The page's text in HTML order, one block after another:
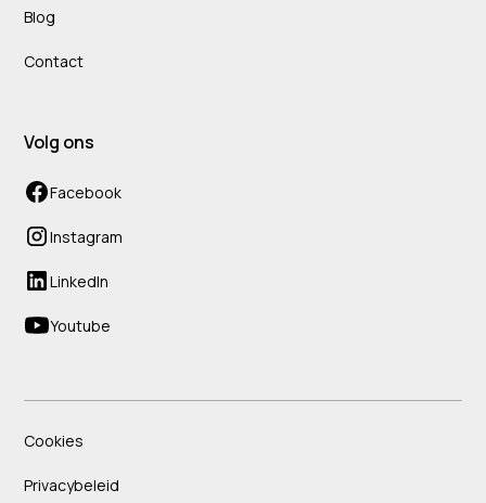
Blog
Contact
Volg ons
Facebook
Instagram
LinkedIn
Youtube
Cookies
Privacybeleid